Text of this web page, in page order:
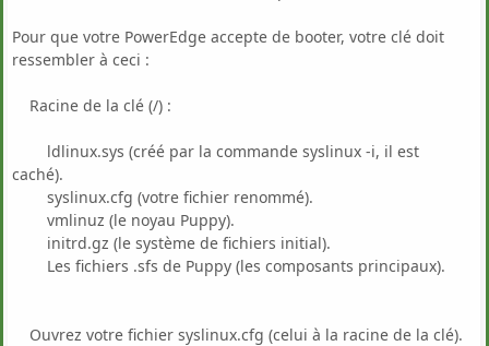
Pour que votre PowerEdge accepte de booter, votre clé doit
ressembler à ceci :
Racine de la clé (/) :
ldlinux.sys (créé par la commande syslinux -i, il est
caché).
syslinux.cfg (votre fichier renommé).
vmlinuz (le noyau Puppy).
initrd.gz (le système de fichiers initial).
Les fichiers .sfs de Puppy (les composants principaux).
Ouvrez votre fichier syslinux.cfg (celui à la racine de la clé).